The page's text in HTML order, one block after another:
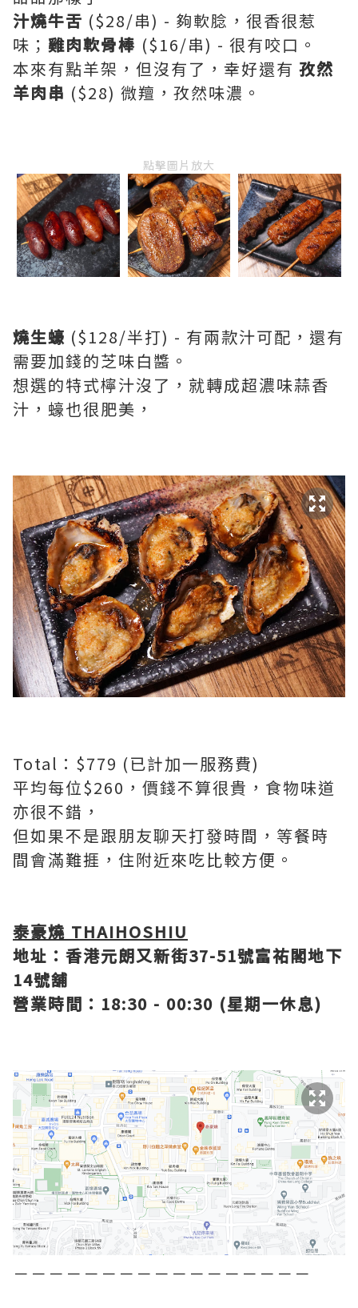
汁燒牛舌 ($28/串) - 夠軟腍，很香很惹
味； 雞肉軟骨棒 ($16/串) - 很有咬口。
本來有點羊架，但沒有了，幸好還有 孜然
羊肉串 ($28) 微羶，孜然味濃。
點擊圖片放大
燒生蠔 ($128/半打) - 有兩款汁可配，還有
需要加錢的芝味白醬。
想選的特式檸汁沒了，就轉成超濃味蒜香
汁，蠔也很肥美，
Total：$779 (已計加一服務費)
平均每位$260，價錢不算很貴，食物味道
亦很不錯，
但如果不是跟朋友聊天打發時間，等餐時
間會滿難捱，住附近來吃比較方便。
泰豪燒 THAIHOSHIU
地址：香港元朗又新街37-51號富祐閣地下
14號舖
營業時間：18:30 - 00:30 (星期一休息)
－－－－－－－－－－－－－－－－－